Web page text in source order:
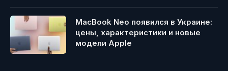
MacBook Neo появился в Украине:
цены, характеристики и новые
модели Apple